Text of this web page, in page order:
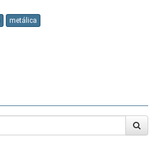
metálica